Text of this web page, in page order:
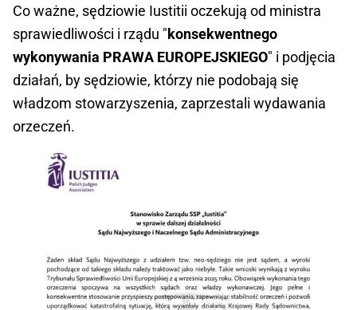
Co ważne, sędziowie Iustitii oczekują od ministra
sprawiedliwości i rządu "konsekwentnego
wykonywania PRAWA EUROPEJSKIEGO" i podjęcia
działań, by sędziowie, którzy nie podobają się
władzom stowarzyszenia, zaprzestali wydawania
orzeczeń.